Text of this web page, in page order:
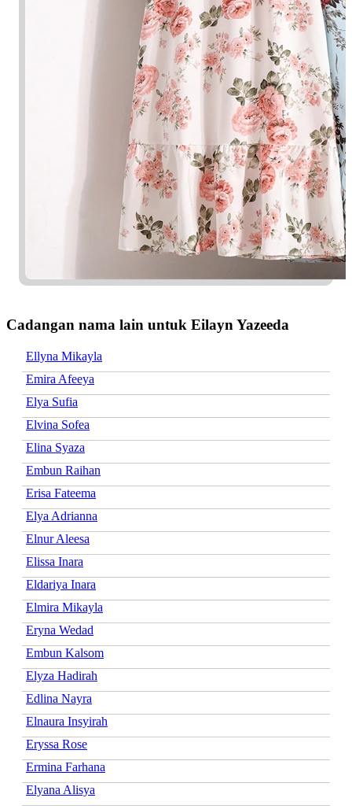
Cadangan nama lain untuk Eilayn Yazeeda
Ellyna Mikayla
Emira Afeeya
Elya Sufia
Elvina Sofea
Elina Syaza
Embun Raihan
Erisa Fateema
Elya Adrianna
Elnur Aleesa
Elissa Inara
Eldariya Inara
Elmira Mikayla
Eryna Wedad
Embun Kalsom
Elyza Hadirah
Edlina Nayra
Elnaura Insyirah
Eryssa Rose
Ermina Farhana
Elyana Alisya